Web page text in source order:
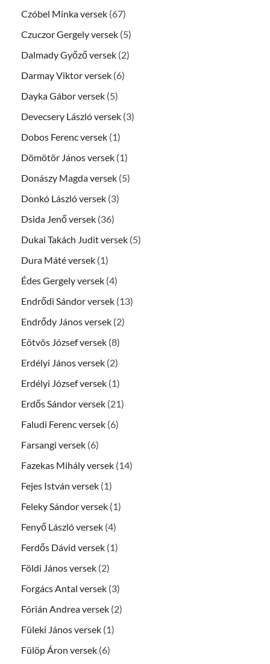
Czóbel Minka versek (67)
Czuczor Gergely versek (5)
Dalmady Győző versek (2)
Darmay Viktor versek (6)
Dayka Gábor versek (5)
Devecsery László versek (3)
Dobos Ferenc versek (1)
Dömötör János versek (1)
Donászy Magda versek (5)
Donkó László versek (3)
Dsida Jenő versek (36)
Dukai Takách Judit versek (5)
Dura Máté versek (1)
Édes Gergely versek (4)
Endrődi Sándor versek (13)
Endrődy János versek (2)
Eötvös József versek (8)
Erdélyi János versek (2)
Erdélyi József versek (1)
Erdős Sándor versek (21)
Faludi Ferenc versek (6)
Farsangi versek (6)
Fazekas Mihály versek (14)
Fejes István versek (1)
Feleky Sándor versek (1)
Fenyő László versek (4)
Ferdős Dávid versek (1)
Földi János versek (2)
Forgács Antal versek (3)
Fórián Andrea versek (2)
Füleki János versek (1)
Fülöp Áron versek (6)